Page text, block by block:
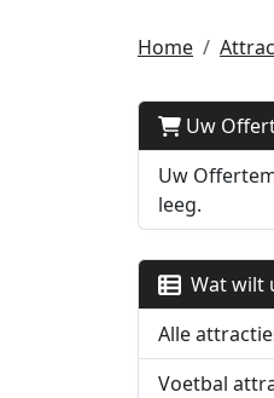
Home
Uw
Uw
leeg.
Wat wilt
Alle
Voetbal